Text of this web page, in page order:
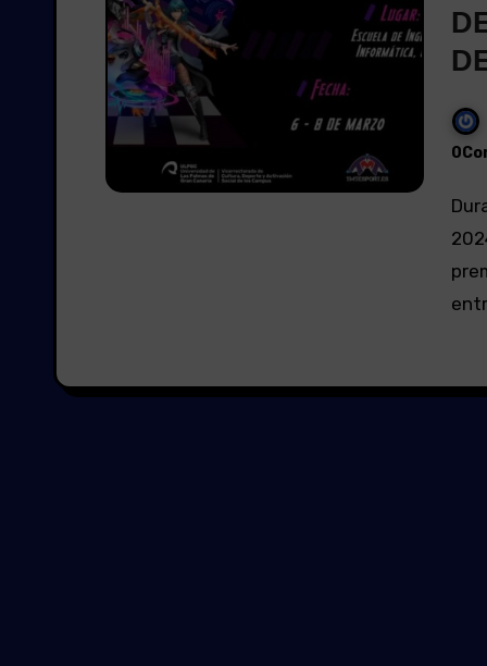
Durante la celebración del evento GAME FEST DEII